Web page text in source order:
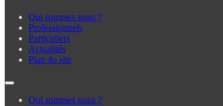
Qui sommes nous ?
Professionnels
Particuliers
Actualités
Plan du site
Qui sommes nous ?